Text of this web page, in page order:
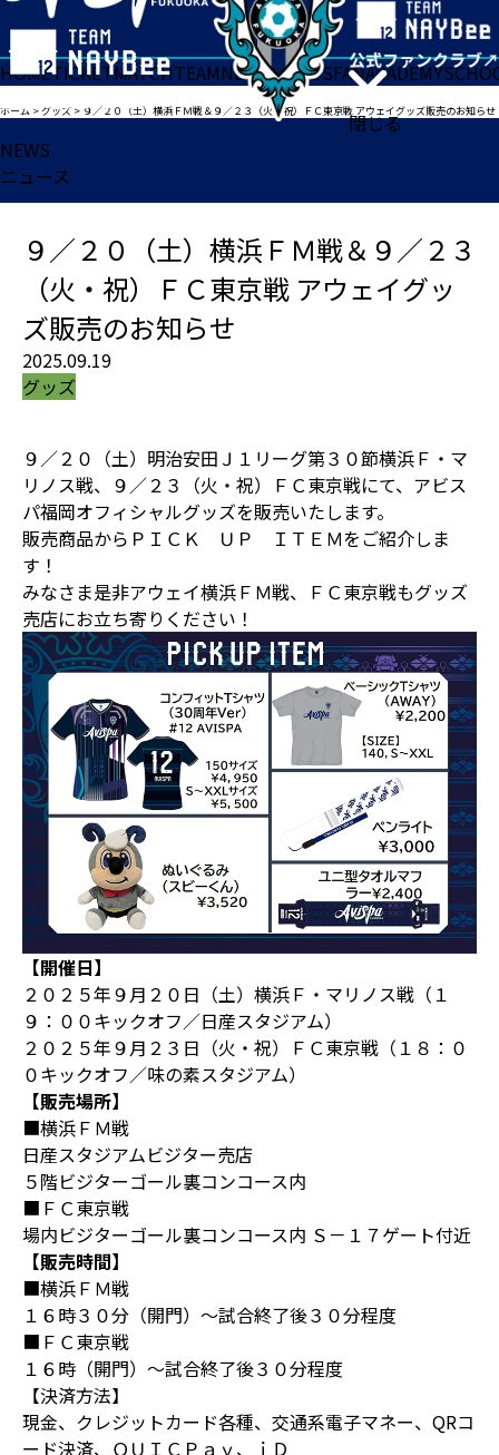
閉じる
HOMETICKETMATCHTEAMNEWSGOODSFANACADEMY
ホーム >グッズ > ９／２０（土）横浜ＦＭ戦＆９／２３（火・祝）ＦＣ東京戦 アウェイグッズ販売のお知らせ
NEWS
ニュース
９／２０（土）横浜ＦＭ戦＆９／２３
（火・祝）ＦＣ東京戦 アウェイグッ
ズ販売のお知らせ
2025.09.19
グッズ
９／２０（土）明治安田Ｊ１リーグ第３０節横浜Ｆ・マ
リノス戦、９／２３（火・祝）ＦＣ東京戦にて、アビス
パ福岡オフィシャルグッズを販売いたします。
販売商品からＰＩＣＫ ＵＰ ＩＴＥＭをご紹介しま
す！
みなさま是非アウェイ横浜ＦＭ戦、ＦＣ東京戦もグッズ
売店にお立ち寄りください！
【開催日】
２０２５年９月２０日（土）横浜Ｆ・マリノス戦（１
９：００キックオフ／日産スタジアム）
２０２５年９月２３日（火・祝）ＦＣ東京戦（１８：０
０キックオフ／味の素スタジアム）
【販売場所】
■横浜ＦＭ戦
日産スタジアムビジター売店
５階ビジターゴール裏コンコース内
■ＦＣ東京戦
場内ビジターゴール裏コンコース内 Ｓ－１７ゲート付近
【販売時間】
■横浜ＦＭ戦
１６時３０分（開門）～試合終了後３０分程度
■ＦＣ東京戦
１６時（開門）～試合終了後３０分程度
【決済方法】
現金、クレジットカード各種、交通系電子マネー、QRコ
ード決済、ＱＵＩＣＰａｙ、ｉＤ